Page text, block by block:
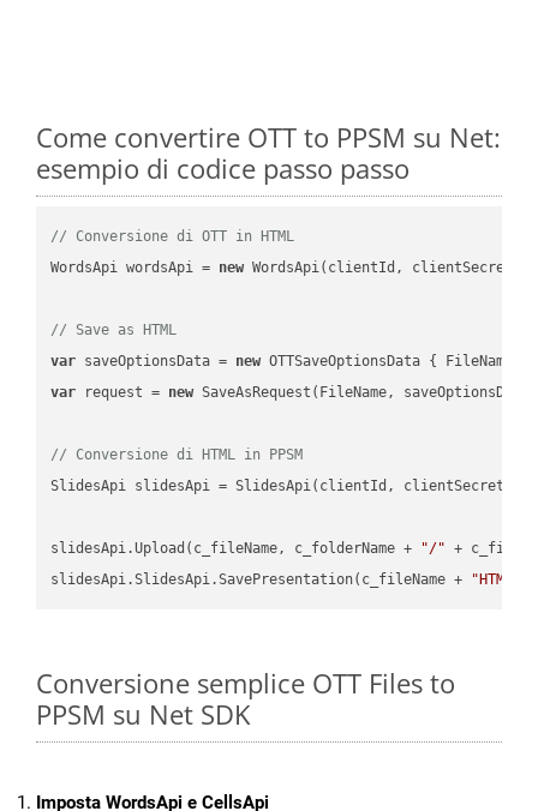
Come convertire OTT to PPSM su Net:
esempio di codice passo passo
// Conversione di OTT in HTML
WordsApi wordsApi = new WordsApi(clientId, clientSecret);
// Save as HTML
var saveOptionsData = new OTTSaveOptionsData { FileName =
var request = new SaveAsRequest(FileName,
// Conversione di HTML in PPSM
SlidesApi slidesApi = SlidesApi(clientId, clientSecret);
slidesApi.Upload(c_fileName, c_folderName + "/" +
slidesApi.SlidesApi.SavePresentation(c_fileName +
"HTML"
Conversione semplice OTT Files to
PPSM su Net SDK
Imposta WordsApi e CellsApi